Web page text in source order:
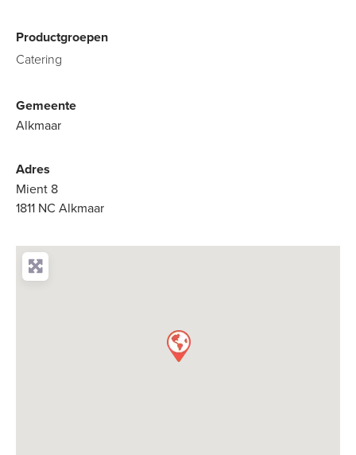
Productgroepen
Catering
Gemeente
Alkmaar
Adres
Mient 8
1811 NC Alkmaar